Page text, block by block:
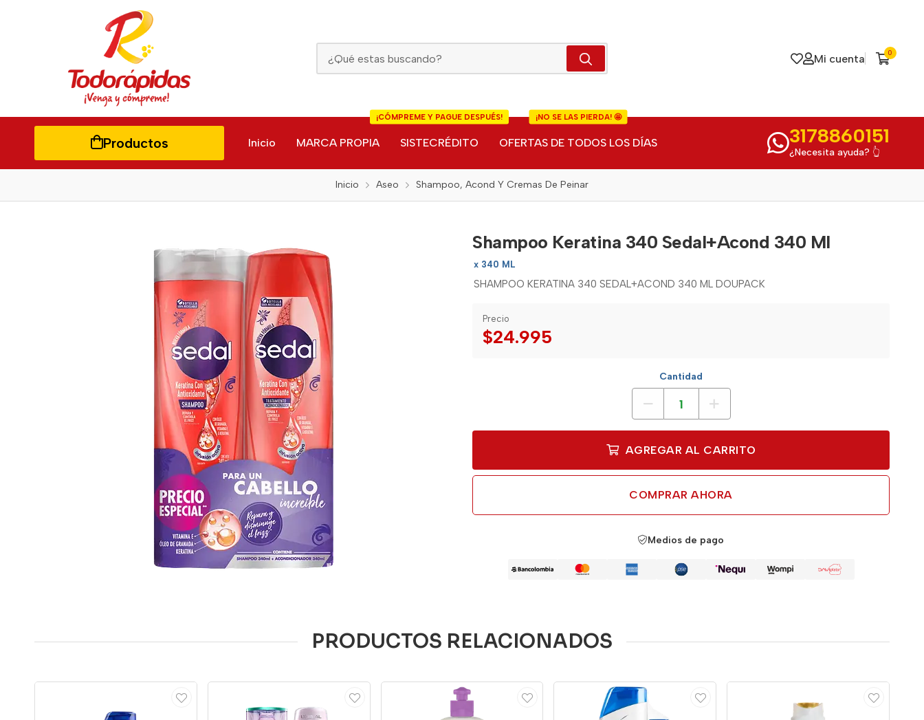
Mi cuenta 0
Productos Inicio MARCA PROPIA SISTECRÉDITO
¡CÓMPREME Y PAGUE DESPUÉS!
OFERTAS DE TODOS LOS DÍAS
¡NO SE LAS PIERDA! 🤩
3178860151
¿Necesita ayuda? 👆
Inicio Aseo Shampoo, Acond Y Cremas De Peinar
Shampoo Keratina 340 Sedal+Acond 340 Ml
x 340 ML
SHAMPOO KERATINA 340 SEDAL+ACOND 340 ML DOUPACK
Precio
$24.995
Cantidad
AGREGAR AL CARRITO
COMPRAR AHORA
Medios de pago
PRODUCTOS RELACIONADOS